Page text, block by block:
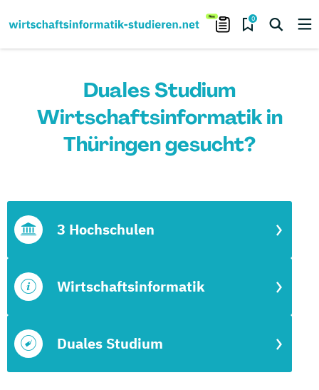
0
Duales Studium
Wirtschaftsinformatik in
Thüringen gesucht?
Duales Studium
Wirtschaftsinformatik
3 Hochschulen